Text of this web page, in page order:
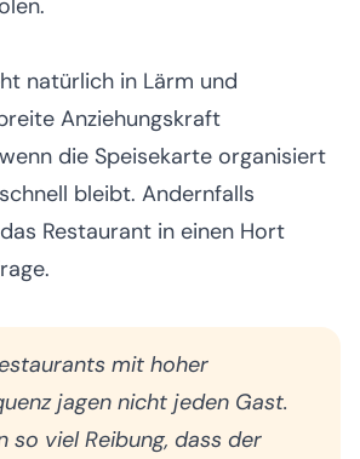
natürlich in Lärm und
Anziehungskraft
die Speisekarte organisiert
bleibt. Andernfalls
Restaurant in einen Hort
mit hoher
jagen nicht jeden Gast.
so viel Reibung, dass der